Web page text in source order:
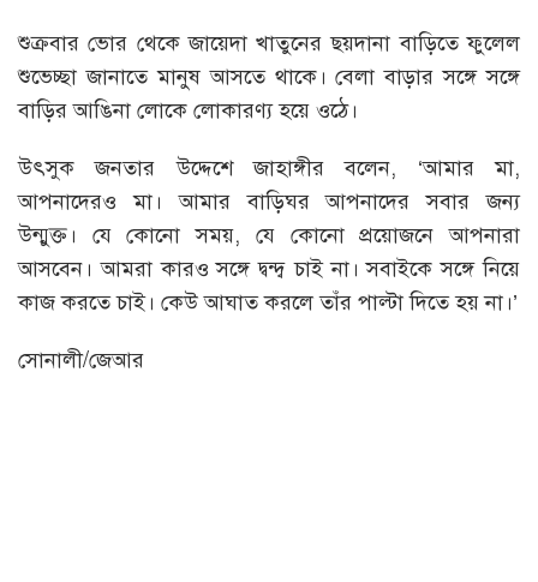
শুক্রবার ভোর থেকে জায়েদা খাতুনের ছয়দানা বাড়িতে ফুলেল
শুভেচ্ছা জানাতে মানুষ আসতে থাকে। বেলা বাড়ার সঙ্গে সঙ্গে
বাড়ির আঙিনা লোকে লোকারণ্য হয়ে ওঠে।
উৎসুক জনতার উদ্দেশে জাহাঙ্গীর বলেন, ‘আমার মা,
আপনাদেরও মা। আমার বাড়িঘর আপনাদের সবার জন্য
উন্মুক্ত। যে কোনো সময়, যে কোনো প্রয়োজনে আপনারা
আসবেন। আমরা কারও সঙ্গে দ্বন্দ্ব চাই না। সবাইকে সঙ্গে নিয়ে
কাজ করতে চাই। কেউ আঘাত করলে তাঁর পাল্টা দিতে হয় না।’
সোনালী/জেআর